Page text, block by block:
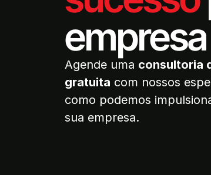
empresa
Agende uma consultoria
gratuita com nossos
como podemos
sua empresa.